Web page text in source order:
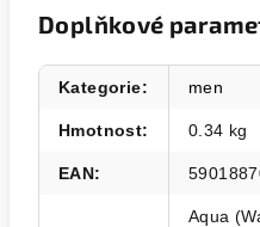
Doplňkové
Kategorie: men
Hmotnost: 0.34 kg
EAN:
Aqua